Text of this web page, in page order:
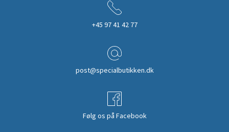
+45 97 41 42 77
post@specialbutikken.dk
Følg os på Facebook